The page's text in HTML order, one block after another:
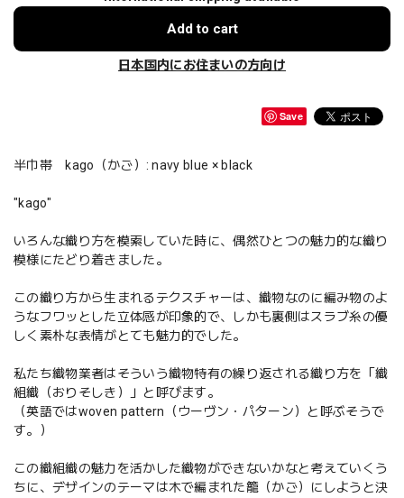
Add to cart
日本国内にお住まいの方向け
Save
半巾帯 kago（かご）: navy blue × black
"kago"
いろんな織り方を模索していた時に、偶然ひとつの魅力的な織り
模様にたどり着きました。
この織り方から生まれるテクスチャーは、織物なのに編み物のよ
うなフワッとした立体感が印象的で、しかも裏側はスラブ糸の優
しく素朴な表情がとても魅力的でした。
私たち織物業者はそういう織物特有の繰り返される織り方を「織
組織（おりそしき）」と呼びます。
（英語ではwoven pattern（ウーヴン・パターン）と呼ぶそうで
す。）
この織組織の魅力を活かした織物ができないかなと考えていくう
ちに、デザインのテーマは木で編まれた籠（かご）にしようと決